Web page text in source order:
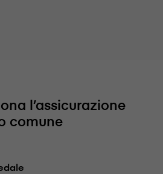
l’assicurazione
comune